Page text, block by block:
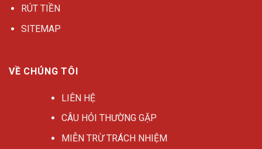
RÚT TIỀN
SITEMAP
VỀ CHÚNG TÔI
LIÊN HỆ
CÂU HỎI THƯỜNG GẶP
MIỄN TRỪ TRÁCH NHIỆM